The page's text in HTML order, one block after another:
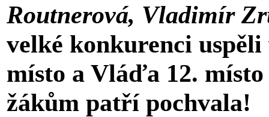
Routnerová, Vladimír
velké konkurenci
místo a Vláďa 12.
žákům patří pochvala!